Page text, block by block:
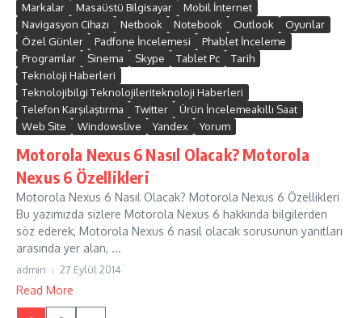
Markalar
Masaüstü Bilgisayar
Mobil İnternet
Navigasyon Cihazı
Netbook Notebook Outlook
Oyunlar
Özel Günler
Padfone İncelemesi
Phablet İnceleme
Programlar
Sinema Skype Tablet Pc
Tarih
Teknoloji Haberleri
Teknolojibilgi Teknolojileriteknoloji Haberleri
Telefon Karşılaştırma
Twitter
Ürün İncelemeakıllı Saat
Web Site
Windowslive Yandex Yorum
Motorola Nexus 6 Nasıl Olacak? Motorola
Nexus 6 Özellikleri
Motorola Nexus 6 Nasıl Olacak? Motorola Nexus 6 Özellikleri
Bu yazımızda sizlere Motorola Nexus 6 hakkında bilgilerden
söz ederek, Motorola Nexus 6 nasıl olacak sorusunun yanıtları
arasında yer alan, ...
admin 27 Eylül 2014
Read More